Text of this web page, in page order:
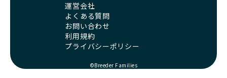
運営会社
よくある質問
お問い合わせ
利用規約
プライバシーポリシー
©Breeder Families